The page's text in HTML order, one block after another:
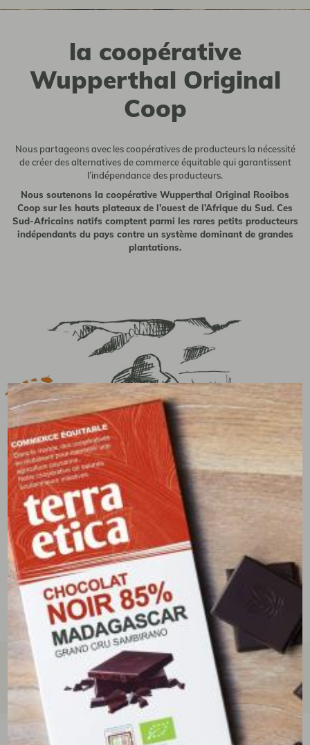
la coopérative
Wupperthal Original
Coop
Nous partageons avec les coopératives de producteurs la nécessité
de créer des alternatives de commerce équitable qui garantissent
l’indépendance des producteurs.
Nous soutenons la coopérative Wupperthal Original Rooibos
Coop sur les hauts plateaux de l’ouest de l’Afrique du Sud. Ces
Sud-Africains natifs comptent parmi les rares petits producteurs
indépendants du pays contre un système dominant de grandes
plantations.
tous les avis clients
(0 avis)
écrire un avis